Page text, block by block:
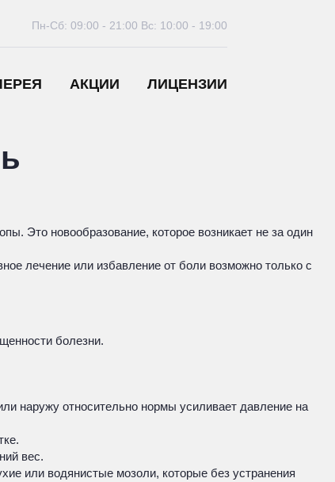
АКЦИИ ЛИЦЕНЗИИ
Пн-Сб: 09:00 - 21:00 Вс: 10:00 - 19:00
Это новообразование, которое возникает не за один
лечение или избавление от боли возможно только с
болезни.
наружу относительно нормы усиливает давление на
вес.
или водянистые мозоли, которые без устранения